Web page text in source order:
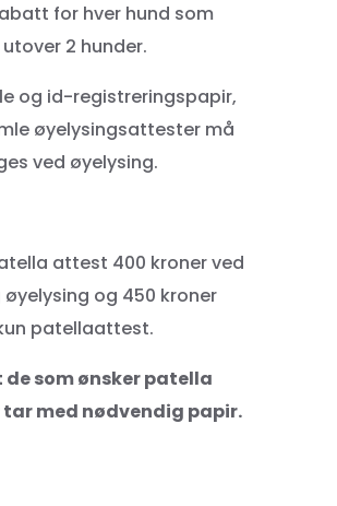
for hver hund som
2 hunder.
og id-registreringspapir,
øyelysingsattester må
ved øyelysing.
attest 400 kroner ved
og 450 kroner
patellaattest.
som ønsker patella
med nødvendig papir.